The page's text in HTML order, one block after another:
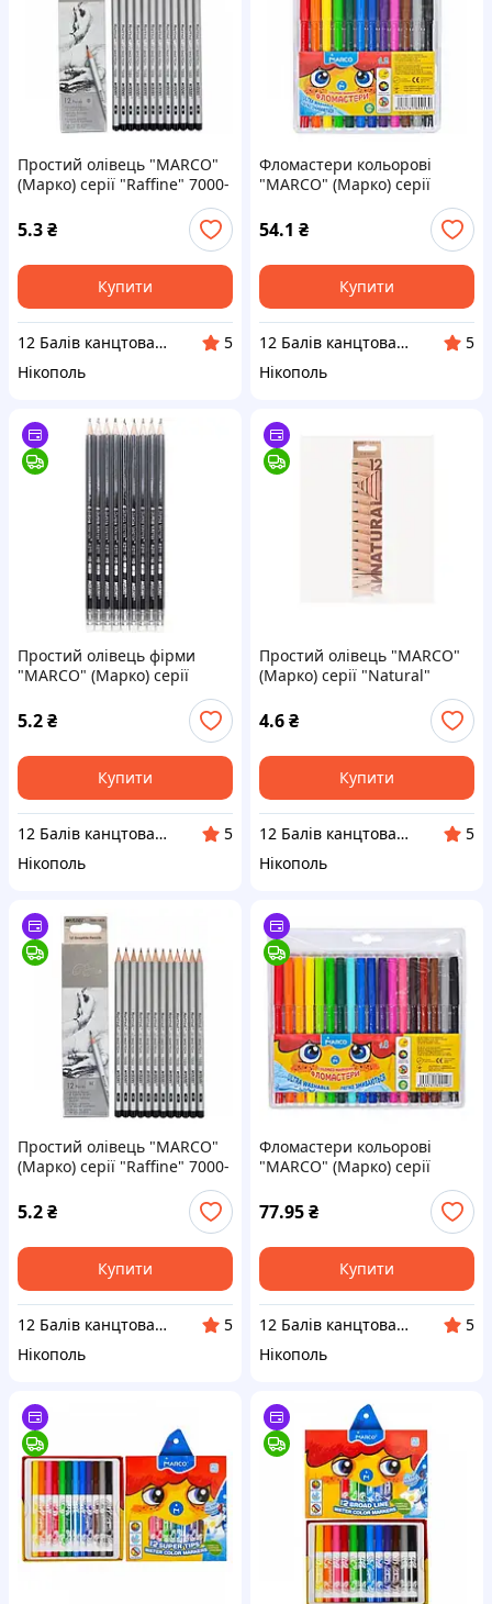
Простий олівець "MARCO"
(Марко) серії "Raffine" 7000-
5.3₴
Купити
12 Балів канцтовари оптом і в роздріб
5
Нікополь
Фломастери кольорові
"MARCO" (Марко) серії
Набір 12 кольорів
54.1 ₴
Купити
12 Балів канцтовари оптом і в роздріб
5
Нікополь
Простий олівець фірми
"MARCO" (Марко) серії
"4211-144 CB" твердість HB
(твердо-м'який)
5.2₴
Купити
12 Балів канцтовари оптом і в роздріб
5
Нікополь
Простий олівець "MARCO"
(Марко) серії "Natural"
4.6₴
Купити
12 Балів канцтовари оптом і в роздріб
5
Нікополь
Простий олівець "MARCO"
(Марко) серії "Raffine" 7000-
5.2₴
Купити
12 Балів канцтовари оптом і в роздріб
5
Нікополь
Фломастери кольорові
"MARCO" (Марко) серії
Набір 18 кольорів
77.95₴
Купити
12 Балів канцтовари оптом і в роздріб
5
Нікополь